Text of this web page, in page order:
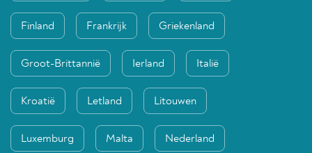
Finland Frankrijk Griekenland
Groot-Brittannië Ierland Italië
Kroatië Letland Litouwen
Luxemburg Malta Nederland